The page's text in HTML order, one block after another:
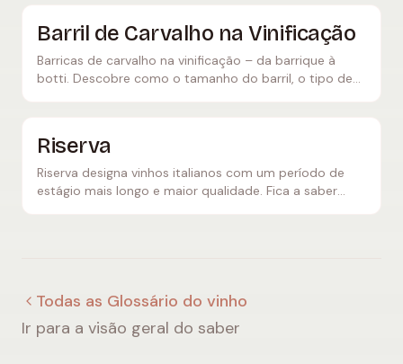
Barril de Carvalho na Vinificação
Barricas de carvalho na vinificação – da barrique à
botti. Descobre como o tamanho do barril, o tipo de
Riserva
Riserva designa vinhos italianos com um período de
estágio mais longo e maior qualidade. Fica a saber
Todas as Glossário do vinho
Ir para a visão geral do saber